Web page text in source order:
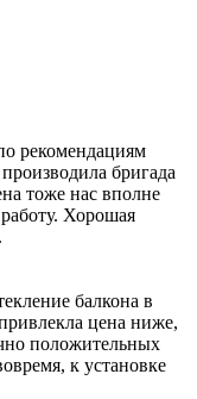
рекомендациям
бригада
тоже нас вполне
Хорошая
балкона в
цена ниже,
положительных
к установке